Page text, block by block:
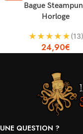
Bague
Horloge
★ ★ ★ ★ ★(13)
24,90€
UNE QUESTION ?